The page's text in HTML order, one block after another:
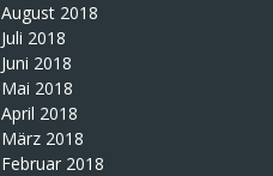
August 2018
Juli 2018
Juni 2018
Mai 2018
April 2018
März 2018
Februar 2018